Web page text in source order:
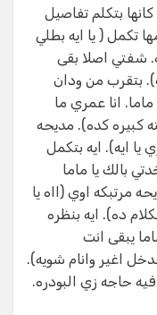
بتكلم تفاصيل
تكمل ( يا ايه بطلي
شفتي اصلا بقى
من ودان
انا عمري ما
كبيره كده). مديحه
يا ايه). ايه بتكمل
بالك يا ماما
مرتبكه اوي (ااه يا
ده). ايه بنظره
يبقى انت
اغير وانام شويه).
حاجه زي البودره.